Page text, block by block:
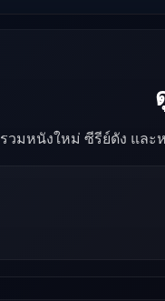
รวมหนังใหม่ ซีรีย์ดัง และ